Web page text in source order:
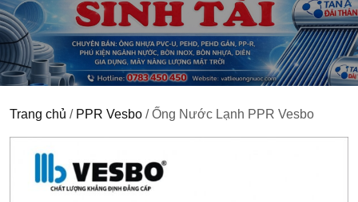
Trang chủ / PPR Vesbo / Ống Nước Lạnh PPR Vesbo